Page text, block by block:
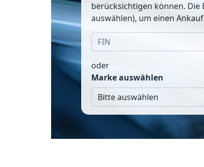
berücksichtigen können. Die
auswählen), um einen
oder
Marke auswählen